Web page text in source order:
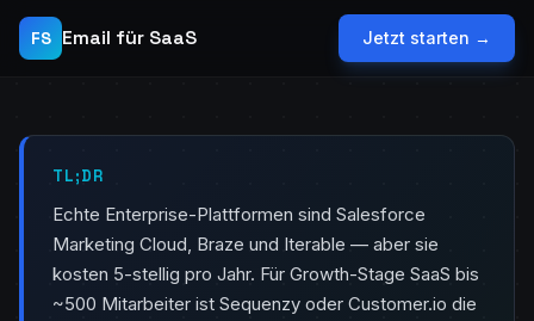
FS Email für SaaS Jetzt starten →
TL;DR
Echte Enterprise-Plattformen sind Salesforce
Marketing Cloud, Braze und Iterable — aber sie
kosten 5-stellig pro Jahr. Für Growth-Stage SaaS bis
~500 Mitarbeiter ist Sequenzy oder Customer.io die